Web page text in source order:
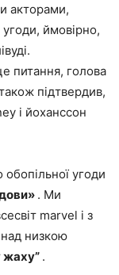
акторами,
ймовірно,
питання, голова
підтвердив,
і йоханссон
угоди
. Ми
marvel і з
над низкою
жаху” .